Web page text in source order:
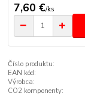
7,60 €/ks
Číslo produktu:
EAN kód:
Výrobca:
CO2 komponenty: